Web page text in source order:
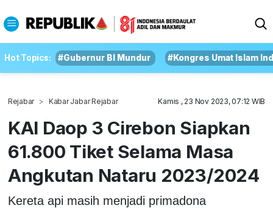
Hot Topics: #Gubernur BI Mundur #Kongres Umat Islam
Rejabar Kabar Jabar Rejabar Kamis , 23 Nov 2023, 07:12 WIB
KAI Daop 3 Cirebon Siapkan
61.800 Tiket Selama Masa
Angkutan Nataru 2023/2024
Kereta api masih menjadi primadona